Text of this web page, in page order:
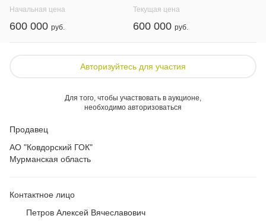
Начальная цена
600 000
Текущая цена
600 000
Авторизуйтесь для участия
Для того, чтобы участвовать в аукционе,
необходимо авторизоваться
Продавец
АО "Ковдорский ГОК"
Мурманская область
Контактное лицо
Петров Алексей Вячеславович